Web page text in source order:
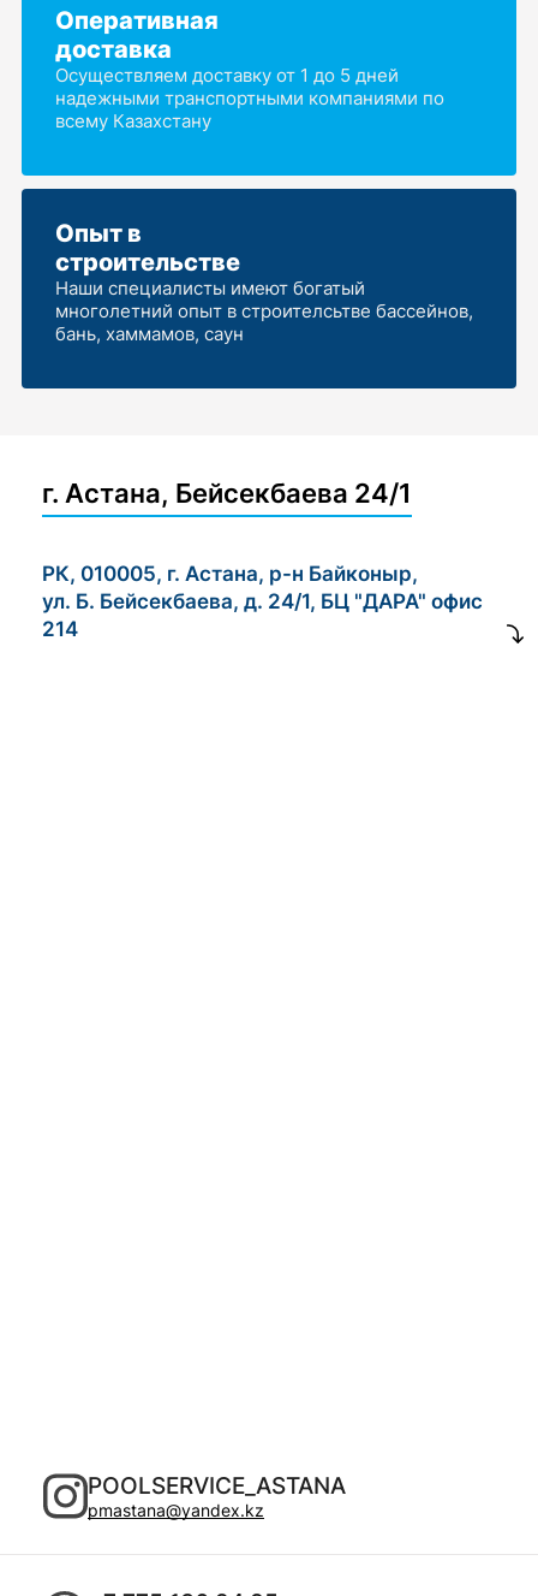
Оперативная
доставка
Осуществляем доставку от 1 до 5 дней
надежными транспортными компаниями по
всему Казахстану
Опыт в
строительстве
Наши специалисты имеют богатый
многолетний опыт в строителсьтве бассейнов,
бань, хаммамов, саун
г. Астана, Бейсекбаева 24/1
РК, 010005, г. Астана, р-н Байконыр,
ул. Б. Бейсекбаева, д. 24/1, БЦ "ДАРА" офис
214
POOLSERVICE_ASTANA
pmastana@yandex.kz